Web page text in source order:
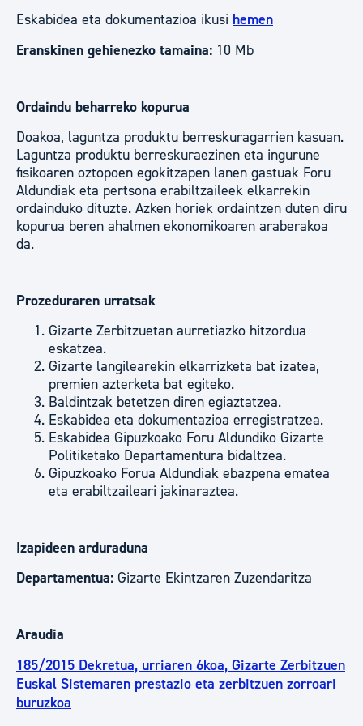
Eskabidea eta dokumentazioa ikusi hemen
Eranskinen gehienezko tamaina: 10 Mb
Ordaindu beharreko kopurua
Doakoa, laguntza produktu berreskuragarrien kasuan.
Laguntza produktu berreskuraezinen eta ingurune
fisikoaren oztopoen egokitzapen lanen gastuak Foru
Aldundiak eta pertsona erabiltzaileek elkarrekin
ordainduko dituzte. Azken horiek ordaintzen duten diru
kopurua beren ahalmen ekonomikoaren araberakoa
da.
Prozeduraren urratsak
Gizarte Zerbitzuetan aurretiazko hitzordua
eskatzea.
Gizarte langilearekin elkarrizketa bat izatea,
premien azterketa bat egiteko.
Baldintzak betetzen diren egiaztatzea.
Eskabidea eta dokumentazioa erregistratzea.
Eskabidea Gipuzkoako Foru Aldundiko Gizarte
Politiketako Departamentura bidaltzea.
Gipuzkoako Forua Aldundiak ebazpena ematea
eta erabiltzaileari jakinaraztea.
Izapideen arduraduna
Departamentua: Gizarte Ekintzaren Zuzendaritza
Araudia
185/2015 Dekretua, urriaren 6koa, Gizarte Zerbitzuen
Euskal Sistemaren prestazio eta zerbitzuen zorroari
buruzkoa